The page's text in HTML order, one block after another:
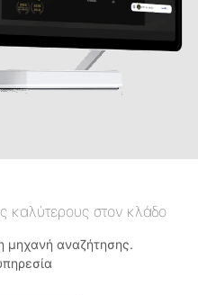
καλύτερους στον κλάδο
μηχανή αναζήτησης.